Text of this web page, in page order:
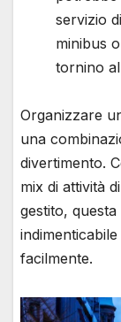
servizio
minibus
tornino
Organizzare
una
divertimento.
mix di attività
gestito,
facilmente.